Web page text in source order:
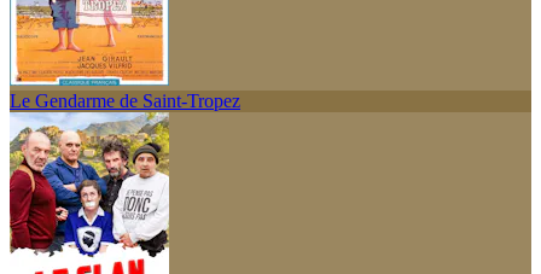
Le Gendarme de Saint-Tropez